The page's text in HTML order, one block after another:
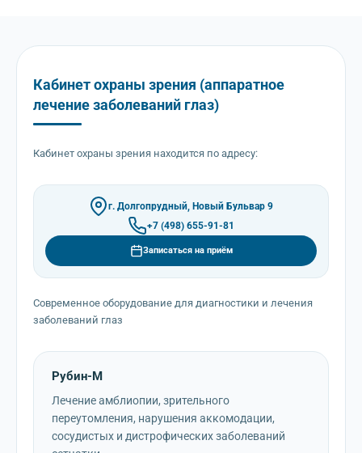
Кабинет охраны зрения (аппаратное
лечение заболеваний глаз)
Кабинет охраны зрения находится по адресу:
г. Долгопрудный, Новый Бульвар 9
+7 (498) 655-91-81
Записаться на приём
Современное оборудование для диагностики и лечения
заболеваний глаз
Рубин-М
Лечение амблиопии, зрительного
переутомления, нарушения аккомодации,
сосудистых и дистрофических заболеваний